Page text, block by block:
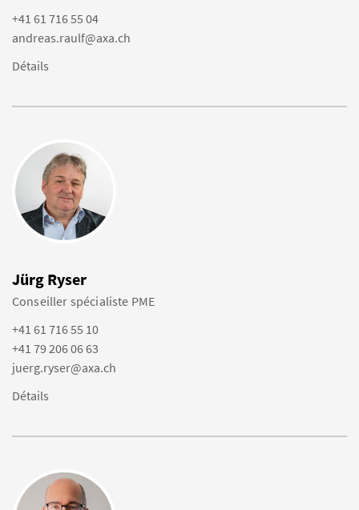
+41 61 716 55 04
andreas.raulf@axa.ch
Détails
Jürg Ryser
Conseiller spécialiste PME
+41 61 716 55 10
+41 79 206 06 63
juerg.ryser@axa.ch
Détails